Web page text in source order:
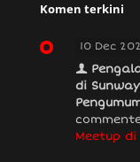
Komen terkini
10 Dec
di
Meetup